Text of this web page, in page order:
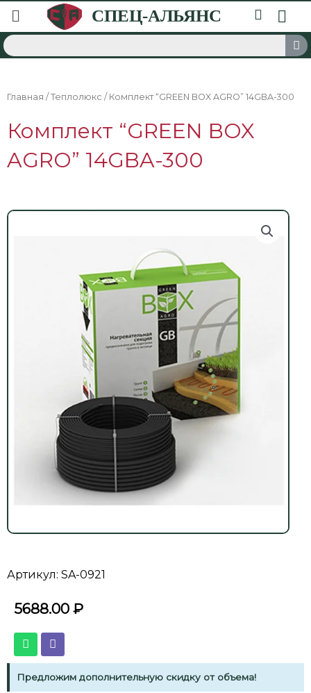
Главная / Теплолюкс / Комплект “GREEN BOX AGRO” 14GBA-300
Комплект “GREEN BOX
AGRO” 14GBA-300
Артикул: SA-0921
5688.00 ₽
Предложим дополнительную скидку от объема!